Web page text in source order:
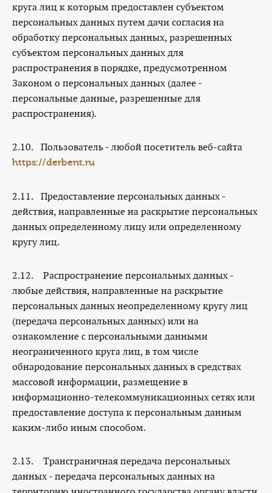
круга лиц к которым предоставлен субъектом
персональных данных путем дачи согласия на
обработку персональных данных, разрешенных
субъектом персональных данных для
распространения в порядке, предусмотренном
Законом о персональных данных (далее -
персональные данные, разрешенные для
распространения).
2.10. Пользователь - любой посетитель веб-сайта
https://derbent.ru
2.11. Предоставление персональных данных -
действия, направленные на раскрытие персональных
данных определенному лицу или определенному
кругу лиц.
2.12. Распространение персональных данных -
любые действия, направленные на раскрытие
персональных данных неопределенному кругу лиц
(передача персональных данных) или на
ознакомление с персональными данными
неограниченного круга лиц, в том числе
обнародование персональных данных в средствах
массовой информации, размещение в
информационно-телекоммуникационных сетях или
предоставление доступа к персональным данным
каким-либо иным способом.
2.13. Трансграничная передача персональных
данных - передача персональных данных на